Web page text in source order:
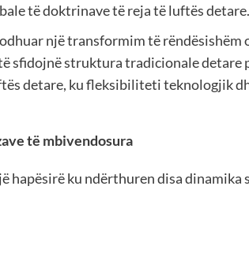
të doktrinave të reja të luftës
një transformim të rëndësishëm
sfidojnë struktura tradicionale detare
detare, ku fleksibiliteti teknologjik
të mbivendosura
hapësirë ku ndërthuren disa dinamika